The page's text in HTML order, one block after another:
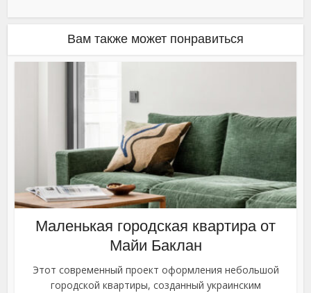
Вам также может понравиться
Маленькая городская квартира от
Майи Баклан
Этот современный проект оформления небольшой
городской квартиры, созданный украинским